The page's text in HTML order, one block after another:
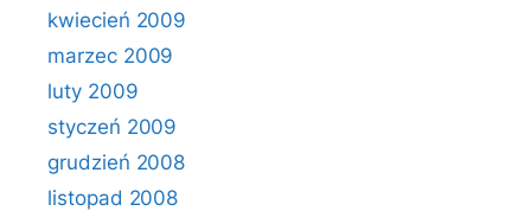
kwiecień 2009
marzec 2009
luty 2009
styczeń 2009
grudzień 2008
listopad 2008